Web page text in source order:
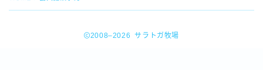
2008–2026 サラトガ牧場